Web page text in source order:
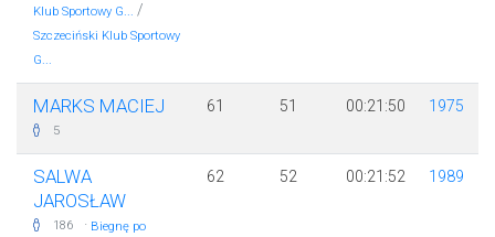
Klub Sportowy G... /
Szczeciński Klub Sportowy
G...
MARKS MACIEJ
5
61 51 00:21:50 1975
SALWA
JAROSŁAW
186 · Biegnę po
62 52 00:21:52 1989